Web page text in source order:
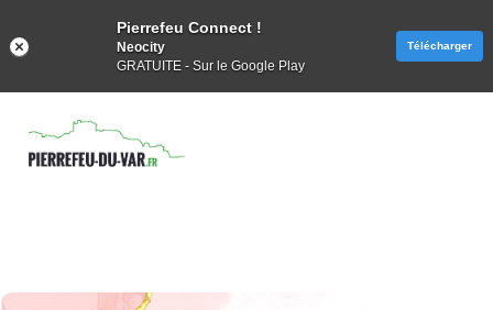
Pierrefeu Connect !
Neocity
GRATUITE - Sur le Google Play
Télécharger